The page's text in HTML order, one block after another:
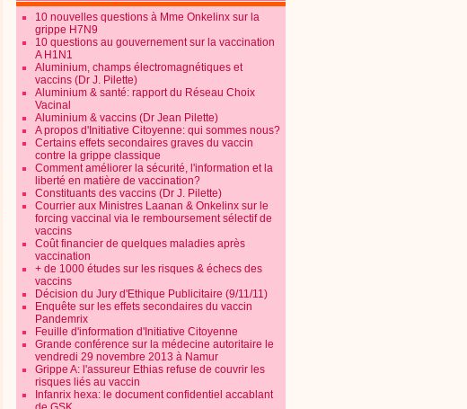
10 nouvelles questions à Mme Onkelinx sur la
grippe H7N9
10 questions au gouvernement sur la vaccination
A H1N1
Aluminium, champs électromagnétiques et
vaccins (Dr J. Pilette)
Aluminium & santé: rapport du Réseau Choix
Vacinal
Aluminium & vaccins (Dr Jean Pilette)
A propos d'Initiative Citoyenne: qui sommes nous?
Certains effets secondaires graves du vaccin
contre la grippe classique
Comment améliorer la sécurité, l'information et la
liberté en matière de vaccination?
Constituants des vaccins (Dr J. Pilette)
Courrier aux Ministres Laanan & Onkelinx sur le
forcing vaccinal via le remboursement sélectif de
vaccins
Coût financier de quelques maladies après
vaccination
+ de 1000 études sur les risques & échecs des
vaccins
Décision du Jury d'Ethique Publicitaire (9/11/11)
Enquête sur les effets secondaires du vaccin
Pandemrix
Feuille d'information d'Initiative Citoyenne
Grande conférence sur la médecine autoritaire le
vendredi 29 novembre 2013 à Namur
Grippe A: l'assureur Ethias refuse de couvrir les
risques liés au vaccin
Infanrix hexa: le document confidentiel accablant